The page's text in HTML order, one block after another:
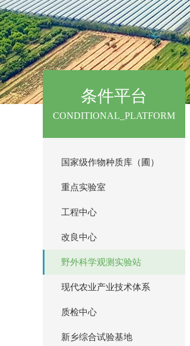
条件平台
CONDITIONAL_PLATFORM
国家级作物种质库（圃）
重点实验室
工程中心
改良中心
野外科学观测实验站
现代农业产业技术体系
质检中心
新乡综合试验基地